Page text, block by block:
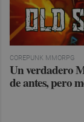
COREPUNK MMORPG
Un verdadero
de antes, pero